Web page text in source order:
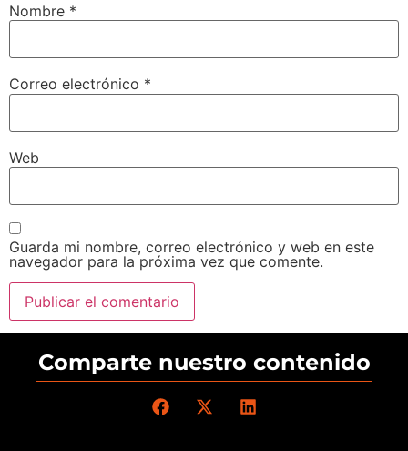
Nombre *
Correo electrónico *
Web
Guarda mi nombre, correo electrónico y web en este
navegador para la próxima vez que comente.
Comparte nuestro contenido